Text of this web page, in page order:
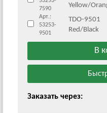
7590
Yellow/
Арт.:
53253-
9501
TDO-9501
Red/Black
Заказать через: